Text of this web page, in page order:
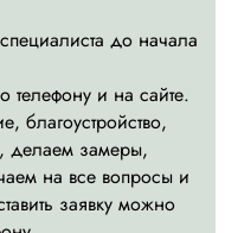
до начала
телефону и на сайте.
благоустройство,
делаем замеры,
на все вопросы и
заявку можно